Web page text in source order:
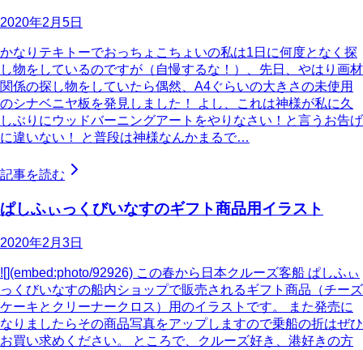
2020年2月5日
かなりテキトーでおっちょこちょいの私は1日に何度となく探
し物をしているのですが（自慢するな！）、先日、やはり画材
関係の探し物をしていたら偶然、A4ぐらいの大きさの未使用
のシナベニヤ板を発見しました！ よし、これは神様が私に久
しぶりにウッドバーニングアートをやりなさい！と言うお告げ
に違いない！ と普段は神様なんかまるで…
記事を読む
ぱしふぃっくびいなすのギフト商品用イラスト
2020年2月3日
![](embed:photo/92926) この春から日本クルーズ客船 ぱしふぃ
っくびいなすの船内ショップで販売されるギフト商品（チーズ
ケーキとクリーナークロス）用のイラストです。 また発売に
なりましたらその商品写真をアップしますので乗船の折はぜひ
お買い求めください。 ところで、クルーズ好き、港好きの方